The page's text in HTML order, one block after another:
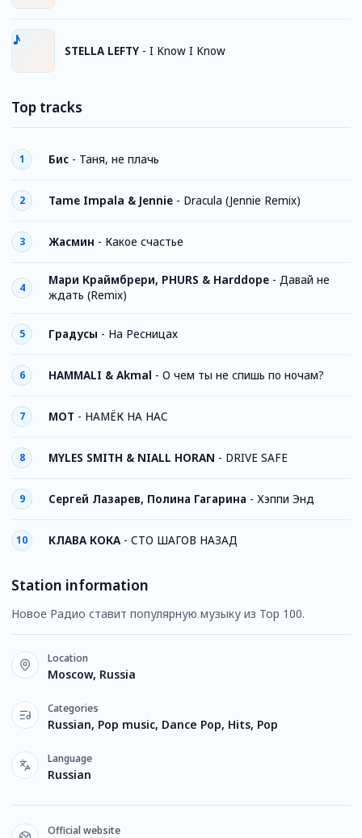
STELLA LEFTY - I Know I Know
Top tracks
1 Бис - Таня, не плачь
2 Tame Impala & Jennie - Dracula (Jennie Remix)
3 Жасмин - Какое счастье
4
Мари Краймбрери, PHURS & Harddope - Давай не
ждать (Remix)
5 Градусы - На Ресницах
6 HAMMALI & Akmal - О чем ты не спишь по ночам?
7 МОТ - НАМЁК НА НАС
8 MYLES SMITH & NIALL HORAN - DRIVE SAFE
9 Сергей Лазарев, Полина Гагарина - Хэппи Энд
10 КЛАВА КОКА - СТО ШАГОВ НАЗАД
Station information
Новое Радио ставит популярную музыку из Top 100.
Location
Moscow, Russia
Categories
Russian, Pop music, Dance Pop, Hits, Pop
Language
Russian
Official website